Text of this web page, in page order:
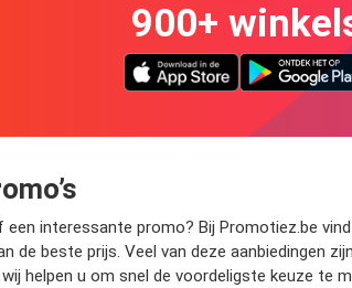
900+
interessante promo? Bij Promotiez.be
beste prijs. Veel van deze aanbiedingen
helpen u om snel de voordeligste keuze te